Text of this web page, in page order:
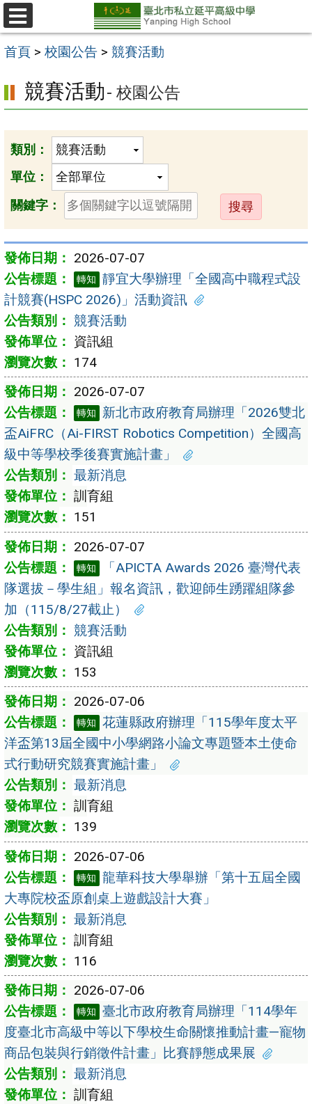
跳
至
主
容
區
選
單
首頁 > 校園公告 > 競賽活動
競賽活動- 校園公告
類別：
單位：
關鍵字：
送
出
2026-07-07
轉知 靜宜大學辦理「全國高中職程式設
計競賽(HSPC 2026)」活動資訊
競賽活動
資訊組
174
2026-07-07
轉知
新北市政府教育局辦理「2026雙北
盃AiFRC（Ai-FIRST Robotics Competition）全國高
級中等學校季後賽實施計畫」
最新消息
訓育組
151
2026-07-07
轉知
「APICTA Awards 2026 臺灣代表
隊選拔－學生組」報名資訊，歡迎師生踴躍組隊參
加（115/8/27截止）
競賽活動
資訊組
153
2026-07-06
轉知 花蓮縣政府辦理「115學年度太平
洋盃第13屆全國中小學網路小論文專題暨本土使命
式行動研究競賽實施計畫」
最新消息
訓育組
139
2026-07-06
轉知 龍華科技大學舉辦「第十五屆全國
大專院校盃原創桌上遊戲設計大賽」
最新消息
訓育組
116
2026-07-06
轉知 臺北市政府教育局辦理「114學年
度臺北市高級中等以下學校生命關懷推動計畫—寵物
商品包裝與行銷徵件計畫」比賽靜態成果展
最新消息
訓育組